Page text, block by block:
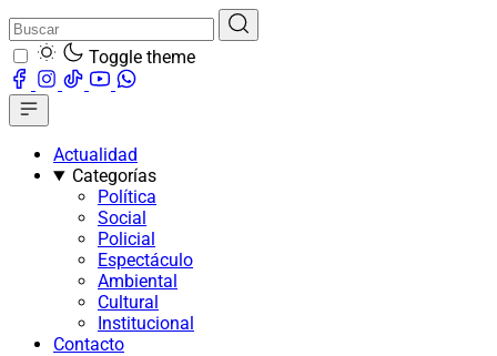
Toggle theme
Actualidad
Categorías
Política
Social
Policial
Espectáculo
Ambiental
Cultural
Institucional
Contacto